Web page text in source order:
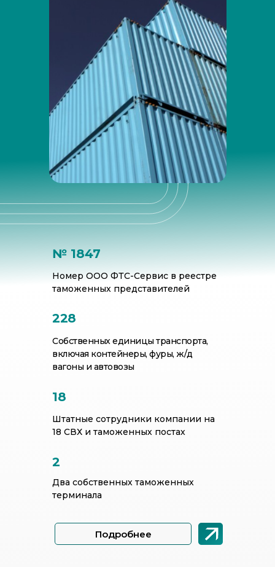
Подробнее
Два собственных таможенных
терминала
2
Штатные сотрудники компании на
18 СВХ и таможенных постах
18
Собственных единицы транспорта,
включая контейнеры, фуры, ж/д
вагоны и автовозы
228
Номер ООО ФТС-Сервис в реестре
таможенных представителей
№ 1847